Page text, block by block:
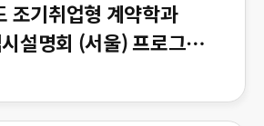
조기취업형 계약학과
설명회 (서울) 프로그램